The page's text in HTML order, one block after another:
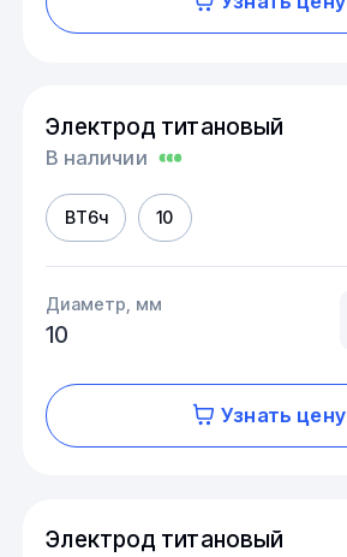
Электрод титановый
В наличии
ВТ6ч 10
Диаметр, мм
10
Узнать цену
Электрод титановый